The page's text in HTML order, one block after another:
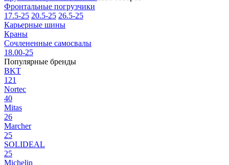
Фронтальные погрузчики
17.5-25 20.5-25 26.5-25
Карьерные шины
Краны
Сочлененные самосвалы
18.00-25
Популярные бренды
BKT
121
Nortec
40
Mitas
26
Marcher
25
SOLIDEAL
25
Michelin